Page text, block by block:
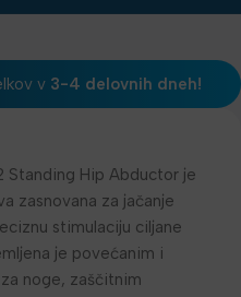
v 3-4 delovnih dneh!
Standing Hip Abductor je
zasnovana za jačanje
stimulaciju ciljane
je povećanim i
noge, zaščitnim